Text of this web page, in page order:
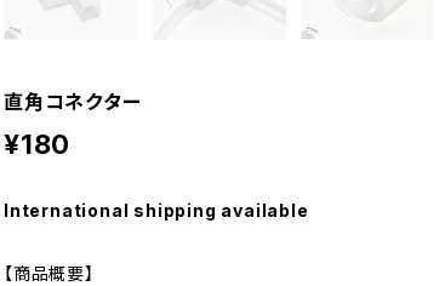
直角コネクター
¥180
International shipping available
【商品概要】